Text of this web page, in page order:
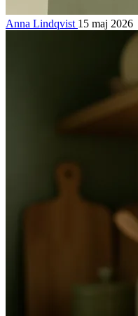
Anna Lindqvist 15 maj 2026